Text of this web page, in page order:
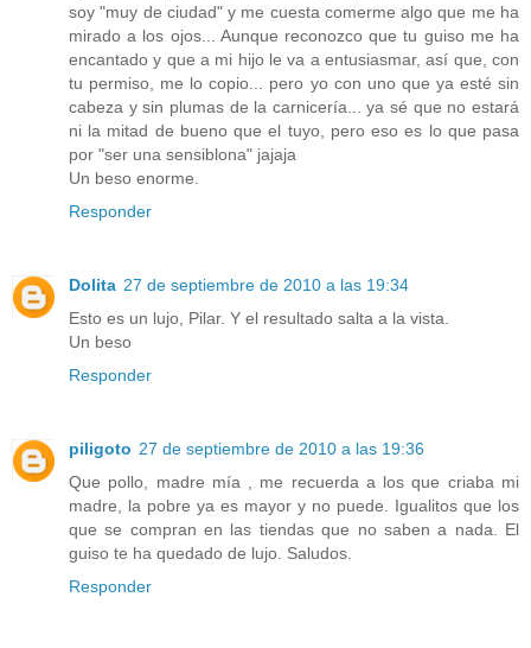
soy "muy de ciudad" y me cuesta comerme algo que me ha
mirado a los ojos... Aunque reconozco que tu guiso me ha
encantado y que a mi hijo le va a entusiasmar, así que, con
tu permiso, me lo copio... pero yo con uno que ya esté sin
cabeza y sin plumas de la carnicería... ya sé que no estará
ni la mitad de bueno que el tuyo, pero eso es lo que pasa
por "ser una sensiblona" jajaja
Un beso enorme.
Responder
Dolita 27 de septiembre de 2010 a las 19:34
Esto es un lujo, Pilar. Y el resultado salta a la vista.
Un beso
Responder
piligoto 27 de septiembre de 2010 a las 19:36
Que pollo, madre mía , me recuerda a los que criaba mi
madre, la pobre ya es mayor y no puede. Igualitos que los
que se compran en las tiendas que no saben a nada. El
guiso te ha quedado de lujo. Saludos.
Responder